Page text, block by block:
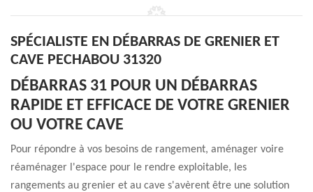
SPÉCIALISTE EN DÉBARRAS DE GRENIER ET
CAVE PECHABOU 31320
DÉBARRAS 31 POUR UN DÉBARRAS
RAPIDE ET EFFICACE DE VOTRE GRENIER
OU VOTRE CAVE
Pour répondre à vos besoins de rangement, aménager voire
réaménager l'espace pour le rendre exploitable, les
rangements au grenier et au cave s'avèrent être une solution